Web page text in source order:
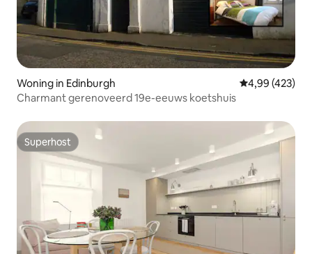
Woning in Edinburgh Gemiddelde
4,99 (423)
Charmant gerenoveerd 19e-eeuws koetshuis
Superhost
Superhost